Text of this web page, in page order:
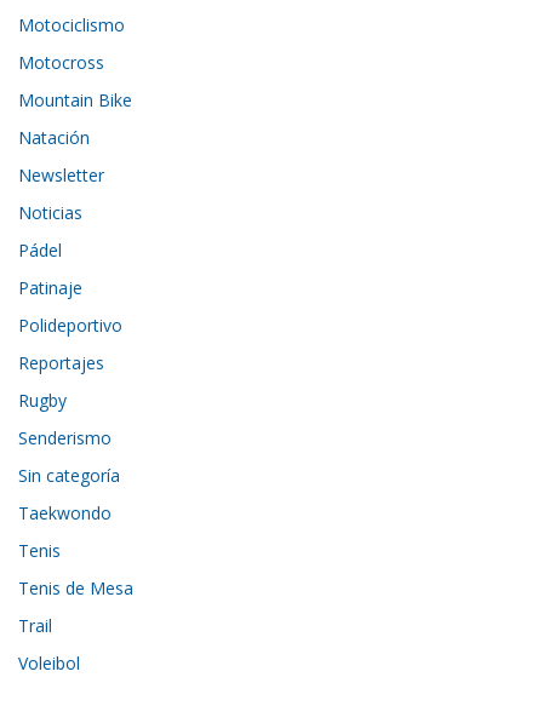
Motociclismo
Motocross
Mountain Bike
Natación
Newsletter
Noticias
Pádel
Patinaje
Polideportivo
Reportajes
Rugby
Senderismo
Sin categoría
Taekwondo
Tenis
Tenis de Mesa
Trail
Voleibol